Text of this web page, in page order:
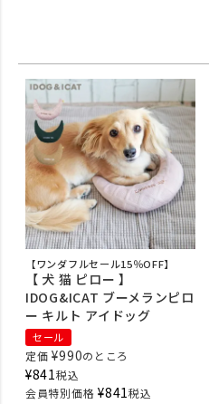
【ワンダフルセール15％OFF】
【 犬 猫 ピロー 】
IDOG&ICAT ブーメランピロ
ー キルト アイドッグ
セール
定価 ¥990のところ
¥841税込
会員特別価格 ¥841税込